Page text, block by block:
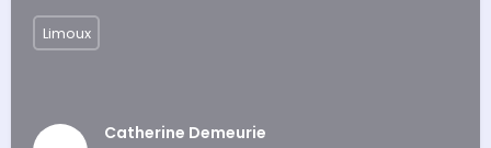
Catherine Demeurie
Limoux